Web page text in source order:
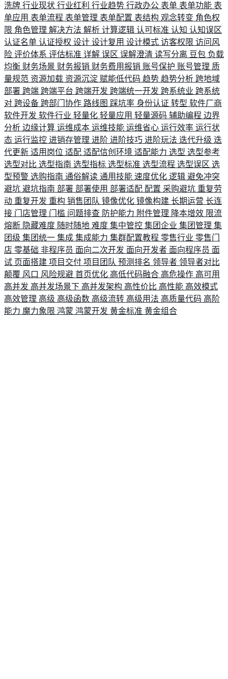
洗牌 行业现状 行业红利 行业趋势 行政办公 表单 表单功能 表
单应用 表单流程 表单管理 表单配置 表结构 观念转变 角色权
限 角色管理 解决方法 解析 计算逻辑 认可标准 认知 认知误区
认证名单 认证授权 设计 设计复用 设计模式 访客权限 访问风
险 评价体系 评估标准 详解 误区 误解澄清 读写分离 豆包 负载
均衡 财务场景 财务报销 财务费用报销 账号保护 账号管理 质
量规范 资源加载 资源沉淀 赋能低代码 趋势 趋势分析 跨地域
部署 跨端 跨端平台 跨端开发 跨端统一开发 跨系统业 跨系统
对 跨设备 跨部门协作 路线图 踩坑率 身份认证 转型 软件厂商
软件开发 软件行业 轻量化 轻量应用 轻量源码 辅助编程 边界
分析 边缘计算 运维成本 运维技能 运维省心 运行效率 运行状
态 运行监控 进销存管理 进阶 进阶技巧 进阶玩法 迭代升级 迭
代更新 适用岗位 适配 适配信创环境 适配能力 选型 选型参考
选型对比 选型指南 选型指标 选型标准 选型流程 选型误区 选
型预警 选购指南 通俗解读 通用技能 速度优化 逻辑 避免冲突
避坑 避坑指南 部署 部署使用 部署适配 配置 采购避坑 重复劳
动 重复开发 重构 销售团队 镜像优化 镜像构建 长期运营 长连
接 门店管理 门槛 问题排查 防护能力 附件管理 降本增效 限流
熔断 隐藏难度 随时随地 难度 集中管控 集团企业 集团管理 集
团级 集团统一 集成 集成能力 集群配置教程 零售行业 零售门
店 零基础 非程序员 面向二次开发 面向开发者 面向程序员 面
试 页面搭建 项目交付 项目团队 预测排名 领导者 领导者对比
颠覆 风口 风险规避 首页优化 高低代码融合 高危操作 高可用
高并发 高并发场景下 高并发架构 高性价比 高性能 高效模式
高效管理 高级 高级函数 高级流转 高级用法 高质量代码 高阶
能力 魔力象限 鸿蒙 鸿蒙开发 黄金标准 黄金组合